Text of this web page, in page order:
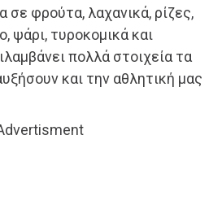
σε φρούτα, λαχανικά, ρίζες,
ψάρι, τυροκομικά και
πολλά στοιχεία τα
και την αθλητική μας